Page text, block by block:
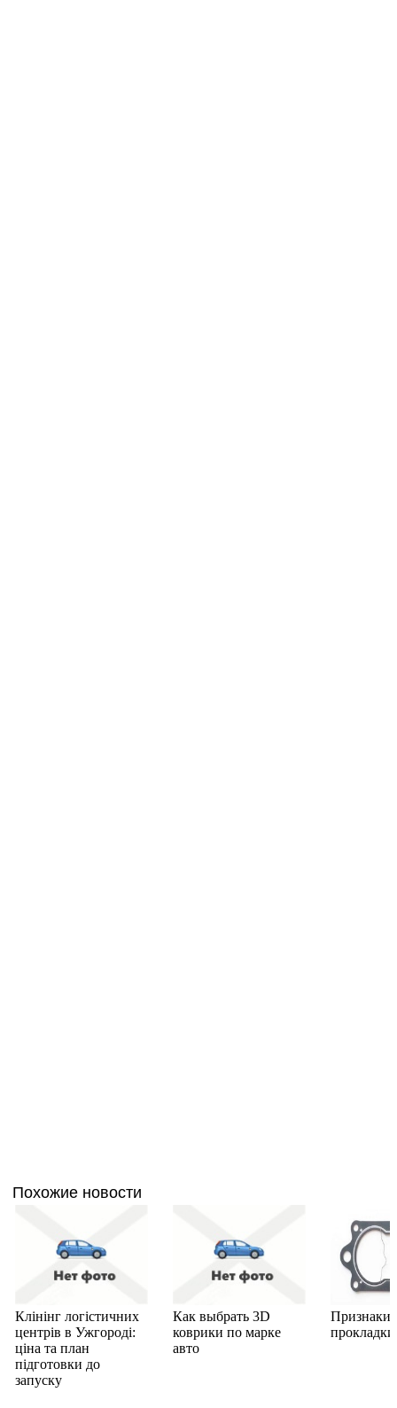
Похожие новости
Клінінг логістичних
центрів в Ужгороді:
ціна та план
підготовки до
запуску
Как выбрать 3D
коврики по марке
авто
Признаки